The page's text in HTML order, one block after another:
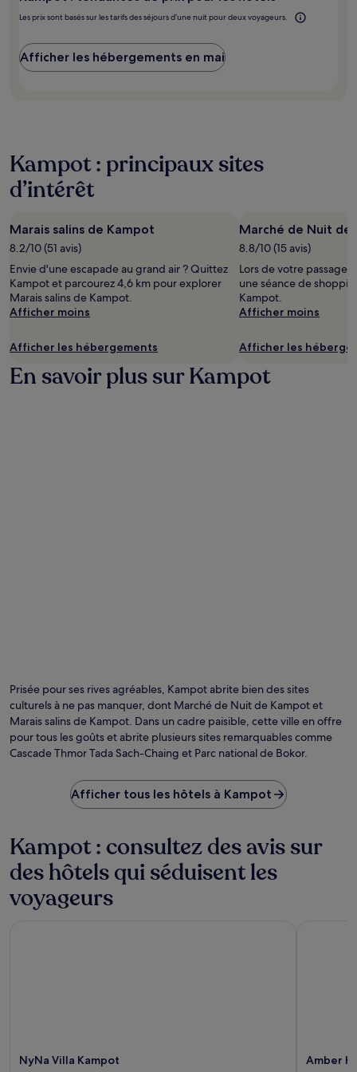
Les prix sont basés sur les tarifs des séjours d’une nuit pour deux voyageurs.
Afficher les hébergements en mai
Kampot : principaux sites
d’intérêt
Marais salins de Kampot
8.2/10 (51 avis)
Envie d'une escapade au grand air ? Quittez
Kampot et parcourez 4,6 km pour explorer
Marais salins de Kampot.
Afficher moins
Afficher les hébergements
Marché de Nuit de
8.8/10 (15 avis)
Lors de votre passage
une séance de
Kampot.
Afficher moins
Afficher les
En savoir plus sur Kampot
Prisée pour ses rives agréables, Kampot abrite bien des sites
culturels à ne pas manquer, dont Marché de Nuit de Kampot et
Marais salins de Kampot. Dans un cadre paisible, cette ville en offre
pour tous les goûts et abrite plusieurs sites remarquables comme
Cascade Thmor Tada Sach-Chaing et Parc national de Bokor.
Afficher tous les hôtels à Kampot
Kampot : consultez des avis sur
des hôtels qui séduisent les
voyageurs
NyNa Villa Kampot Amber